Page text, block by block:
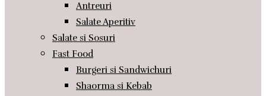
Antreuri
Salate Aperitiv
Salate si Sosuri
Fast Food
Burgeri si Sandwichuri
Shaorma si Kebab